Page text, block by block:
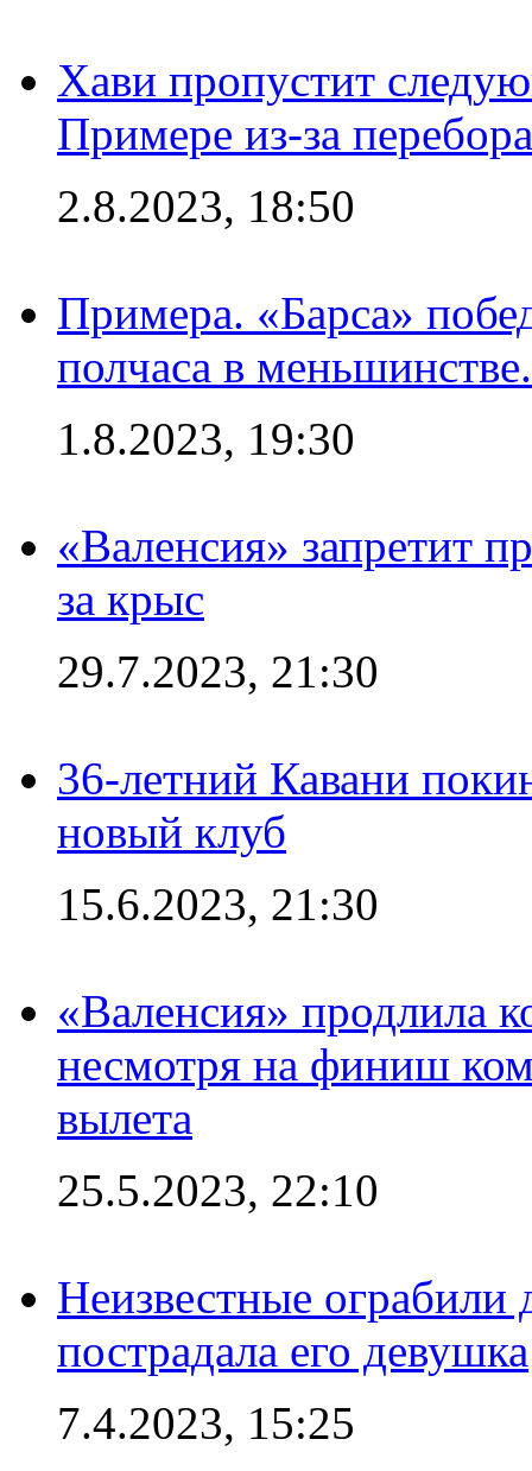
Хави пропустит
Примере из-за
2.8.2023, 18:50
Примера. «Барса»
полчаса в
1.8.2023, 19:30
«Валенсия» запретит
за крыс
29.7.2023, 21:30
36-летний Кавани
новый клуб
15.6.2023, 21:30
«Валенсия» продлила
несмотря на финиш
вылета
25.5.2023, 22:10
Неизвестные
пострадала его девушка
7.4.2023, 15:25